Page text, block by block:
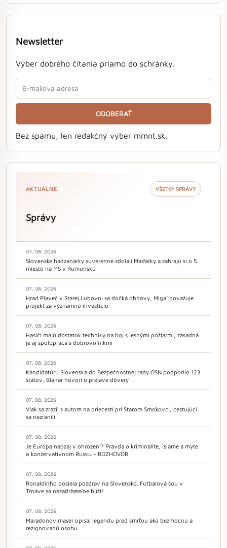
Newsletter
Výber dobrého čítania priamo do schránky.
ODOBERAŤ
Bez spamu, len redakčný výber mmnt.sk.
AKTUÁLNE VŠETKY SPRÁVY
Správy
07. 08. 2026
Slovenské hádzanárky suverénne zdolali Maďarky a zahrajú si o 5.
miesto na MS v Rumunsku
07. 08. 2026
Hrad Plaveč v Starej Ľubovni sa dočká obnovy, Migaľ považuje
projekt za významnú investíciu
07. 08. 2026
Hasiči majú dostatok techniky na boj s lesnými požiarmi, zásadná
je aj spolupráca s dobrovoľníkmi
07. 08. 2026
Kandidatúru Slovenska do Bezpečnostnej rady OSN podporilo 123
štátov, Blanár hovorí o prejave dôvery
07. 08. 2026
Vlak sa zrazil s autom na priecestí pri Starom Smokovci, cestujúci
sa nezranili
07. 08. 2026
Je Európa naozaj v ohrození? Pravda o kriminalite, islame a mýte
o konzervatívnom Rusku – ROZHOVOR
07. 08. 2026
Ronaldinho posiela pozdrav na Slovensko. Futbalová šou v
Trnave sa nezadržateľne blíži!
07. 08. 2026
Maradonov masér opísal legendu pred smrťou ako bezmocnú a
rezignovanú osobu